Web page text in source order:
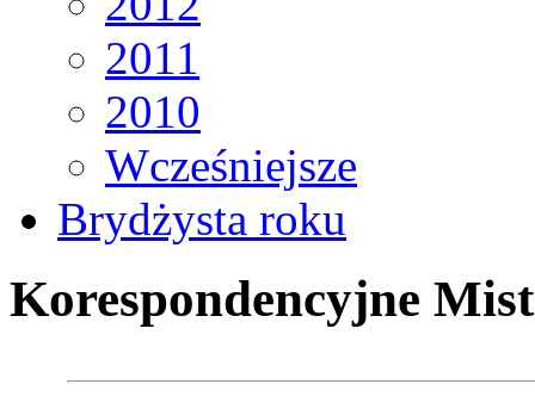
2011
2010
Wcześniejsze
Brydżysta roku
Korespondencyjne